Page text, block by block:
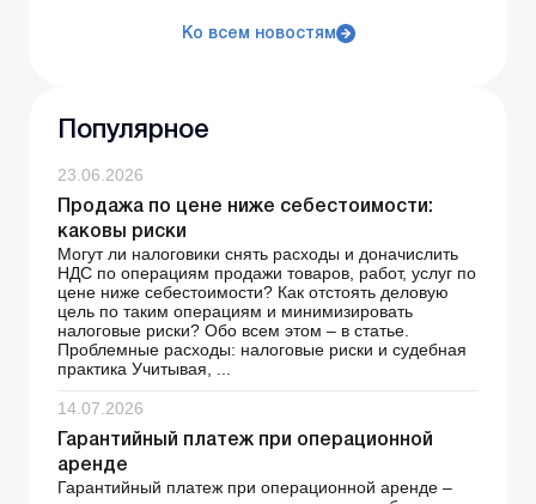
Ко всем новостям
Популярное
23.06.2026
Продажа по цене ниже себестоимости:
каковы риски
Могут ли налоговики снять расходы и доначислить
НДС по операциям продажи товаров, работ, услуг по
цене ниже себестоимости? Как отстоять деловую
цель по таким операциям и минимизировать
налоговые риски? Обо всем этом – в статье.
Проблемные расходы: налоговые риски и судебная
практика Учитывая, ...
14.07.2026
Гарантийный платеж при операционной
аренде
Гарантийный платеж при операционной аренде –